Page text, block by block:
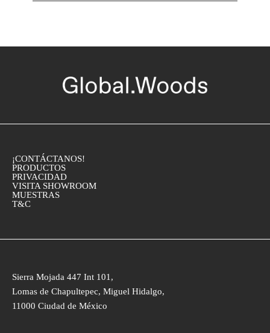
¡CONTÁCTANOS!
PRODUCTOS
PRIVACIDAD
VISITA SHOWROOM
MUESTRAS
T&C
Sierra Mojada 447 Int 101,
Lomas de Chapultepec, Miguel Hidalgo,
11000 Ciudad de México